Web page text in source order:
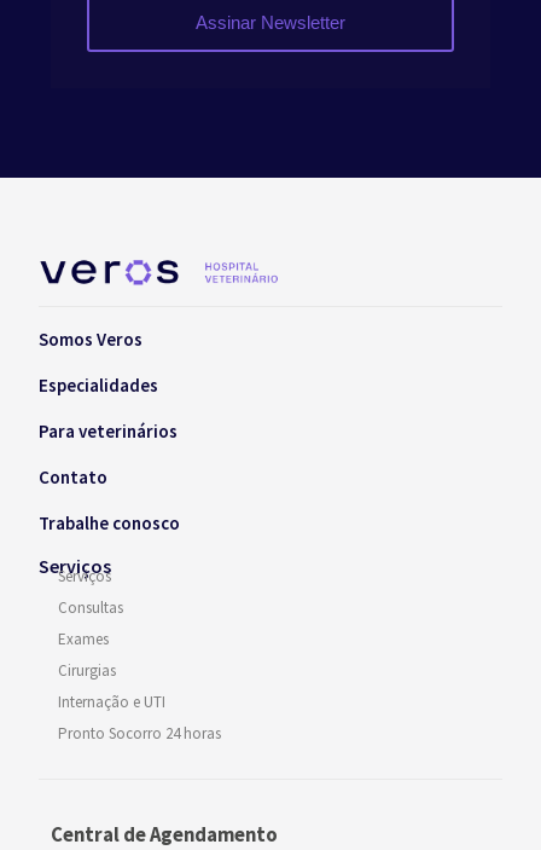
Assinar Newsletter
Somos Veros
Especialidades
Para veterinários
Contato
Trabalhe conosco
Serviços
Serviços
Consultas
Exames
Cirurgias
Internação e UTI
Pronto Socorro 24 horas
Central de Agendamento